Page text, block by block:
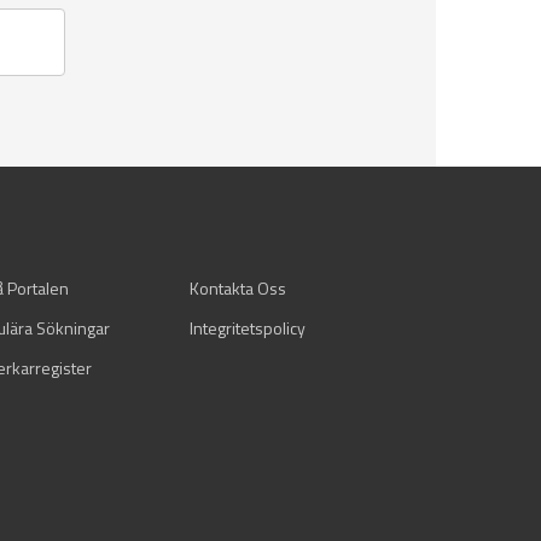
Portalen
Kontakta Oss
Sökningar
Integritetspolicy